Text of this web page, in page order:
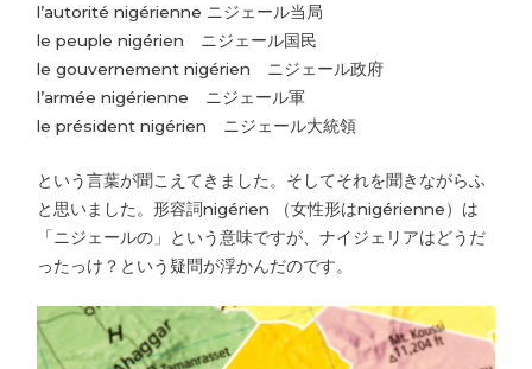
l’autorité nigérienne ニジェール当局
le peuple nigérien ニジェール国民
le gouvernement nigérien ニジェール政府
l’armée nigérienne ニジェール軍
le président nigérien ニジェール大統領
という言葉が聞こえてきました。そしてそれを聞きながらふ
と思いました。形容詞nigérien （女性形はnigérienne）は
「ニジェールの」という意味ですが、ナイジェリアはどうだ
ったっけ？という疑問が浮かんだのです。